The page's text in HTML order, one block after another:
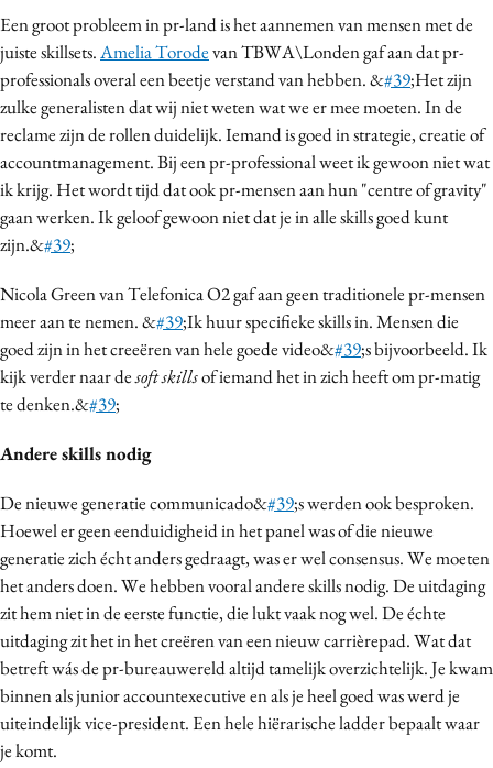
Een groot probleem in pr-land is het aannemen van mensen met de
juiste skillsets.Amelia Torodevan TBWA\Londen gaf aan dat pr-
professionals overal een beetje verstand van hebben. &#39;Het zijn
zulke generalisten dat wij niet weten wat we er mee moeten. In de
reclame zijn de rollen duidelijk. Iemand is goed in strategie, creatie of
accountmanagement. Bij een pr-professional weet ik gewoon niet wat
ik krijg. Het wordt tijd dat ook pr-mensen aan hun "centre of gravity"
gaan werken. Ik geloof gewoon niet dat je in alle skills goed kunt
zijn.&#39;
Nicola Green van Telefonica O2 gaf aan geen traditionele pr-mensen
meer aan te nemen. &#39;Ik huur specifieke skills in. Mensen die
goed zijn in het creeëren van hele goede video&#39;s bijvoorbeeld. Ik
kijk verder naar desoft skillsof iemand het in zich heeft om pr-matig
te denken.&#39;
Andere skills nodig
De nieuwe generatie communicado&#39;s werden ook besproken.
Hoewel er geen eenduidigheid in het panel was of die nieuwe
generatie zich écht anders gedraagt, was er wel consensus. We moeten
het anders doen. We hebben vooral andere skills nodig. De uitdaging
zit hem niet in de eerste functie, die lukt vaak nog wel. De échte
uitdaging zit het in het creëren van een nieuw carrièrepad. Wat dat
betreft wás de pr-bureauwereld altijd tamelijk overzichtelijk. Je kwam
binnen als junior accountexecutive en als je heel goed was werd je
uiteindelijk vice-president. Een hele hiërarische ladder bepaalt waar
je komt.